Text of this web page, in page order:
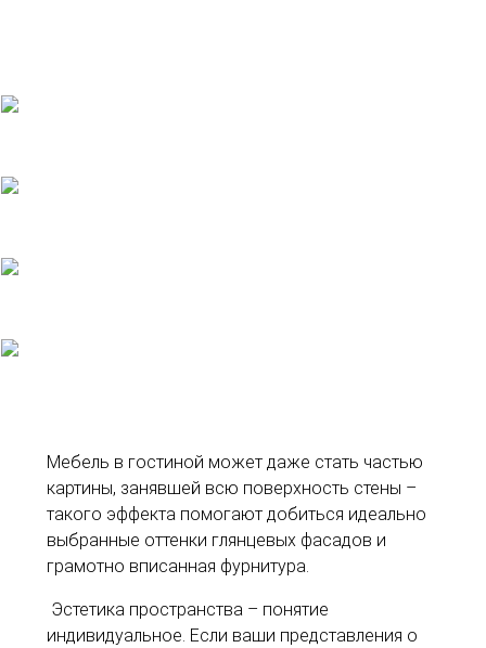
Мебель в гостиной может даже стать частью
картины, занявшей всю поверхность стены –
такого эффекта помогают добиться идеально
выбранные оттенки глянцевых фасадов и
грамотно вписанная фурнитура.
Эстетика пространства – понятие
индивидуальное. Если ваши представления о